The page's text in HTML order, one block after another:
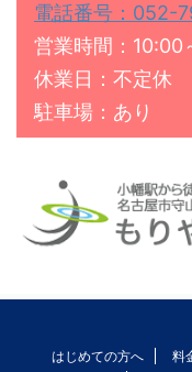
電話番号：052-
営業時間：10:00
休業日：不定休
駐車場：あり
はじめての方へ 料